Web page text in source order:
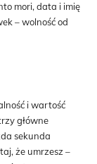
mori, data i imię
– wolność od
i wartość
główne
sekunda
że umrzesz –